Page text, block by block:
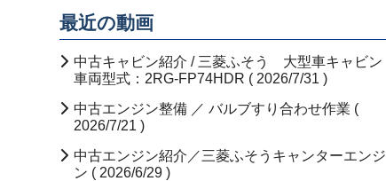
最近の動画
中古キャビン紹介 / 三菱ふそう 大型車キャビン
車両型式：2RG-FP74HDR ( 2026/7/31 )
中古エンジン整備 ／ バルブすり合わせ作業 (
2026/7/21 )
中古エンジン紹介／三菱ふそうキャンターエンジ
ン ( 2026/6/29 )